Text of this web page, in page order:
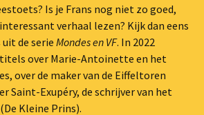
Is je Frans nog niet zo goed,
verhaal lezen? Kijk dan eens
de serie Mondes en VF. In 2022
titels over Marie-Antoinette en het
over de maker van de Eiffeltoren
Saint-Exupéry, de schrijver van het
(De Kleine Prins).